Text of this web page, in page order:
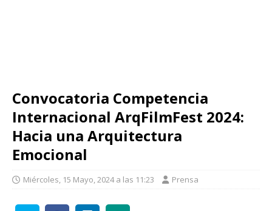
Convocatoria Competencia
Internacional ArqFilmFest 2024:
Hacia una Arquitectura
Emocional
Miércoles, 15 Mayo, 2024 a las 11:23 Prensa